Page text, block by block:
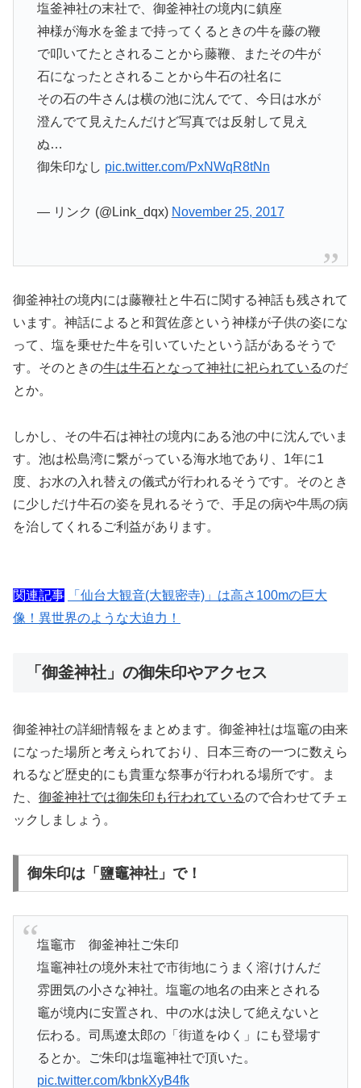
塩釜神社の末社で、御釜神社の境内に鎮座
神様が海水を釜まで持ってくるときの牛を藤の鞭
で叩いてたとされることから藤鞭、またその牛が
石になったとされることから牛石の社名に
その石の牛さんは横の池に沈んでて、今日は水が
澄んでて見えたんだけど写真では反射して見え
ぬ…
御朱印なし pic.twitter.com/PxNWqR8tNn
— リンク (@Link_dqx) November 25, 2017
御釜神社の境内には藤鞭社と牛石に関する神話も残されて
います。神話によると和賀佐彦という神様が子供の姿にな
って、塩を乗せた牛を引いていたという話があるそうで
す。そのときの牛は牛石となって神社に祀られているのだ
とか。
しかし、その牛石は神社の境内にある池の中に沈んでいま
す。池は松島湾に繋がっている海水地であり、1年に1
度、お水の入れ替えの儀式が行われるそうです。そのとき
に少しだけ牛石の姿を見れるそうで、手足の病や牛馬の病
を治してくれるご利益があります。
関連記事
「仙台大観音(大観密寺)」は高さ100mの巨大
像！異世界のような大迫力！
「御釜神社」の御朱印やアクセス
御釜神社の詳細情報をまとめます。御釜神社は塩竈の由来
になった場所と考えられており、日本三奇の一つに数えら
れるなど歴史的にも貴重な祭事が行われる場所です。ま
た、 御釜神社では御朱印も行われているので合わせてチェ
ックしましょう。
御朱印は「鹽竈神社」で！
塩竈市 御釜神社ご朱印
塩竈神社の境外末社で市街地にうまく溶けけんだ
雰囲気の小さな神社。塩竈の地名の由来とされる
竈が境内に安置され、中の水は決して絶えないと
伝わる。司馬遼太郎の「街道をゆく」にも登場す
るとか。ご朱印は塩竈神社で頂いた。
pic.twitter.com/kbnkXyB4fk